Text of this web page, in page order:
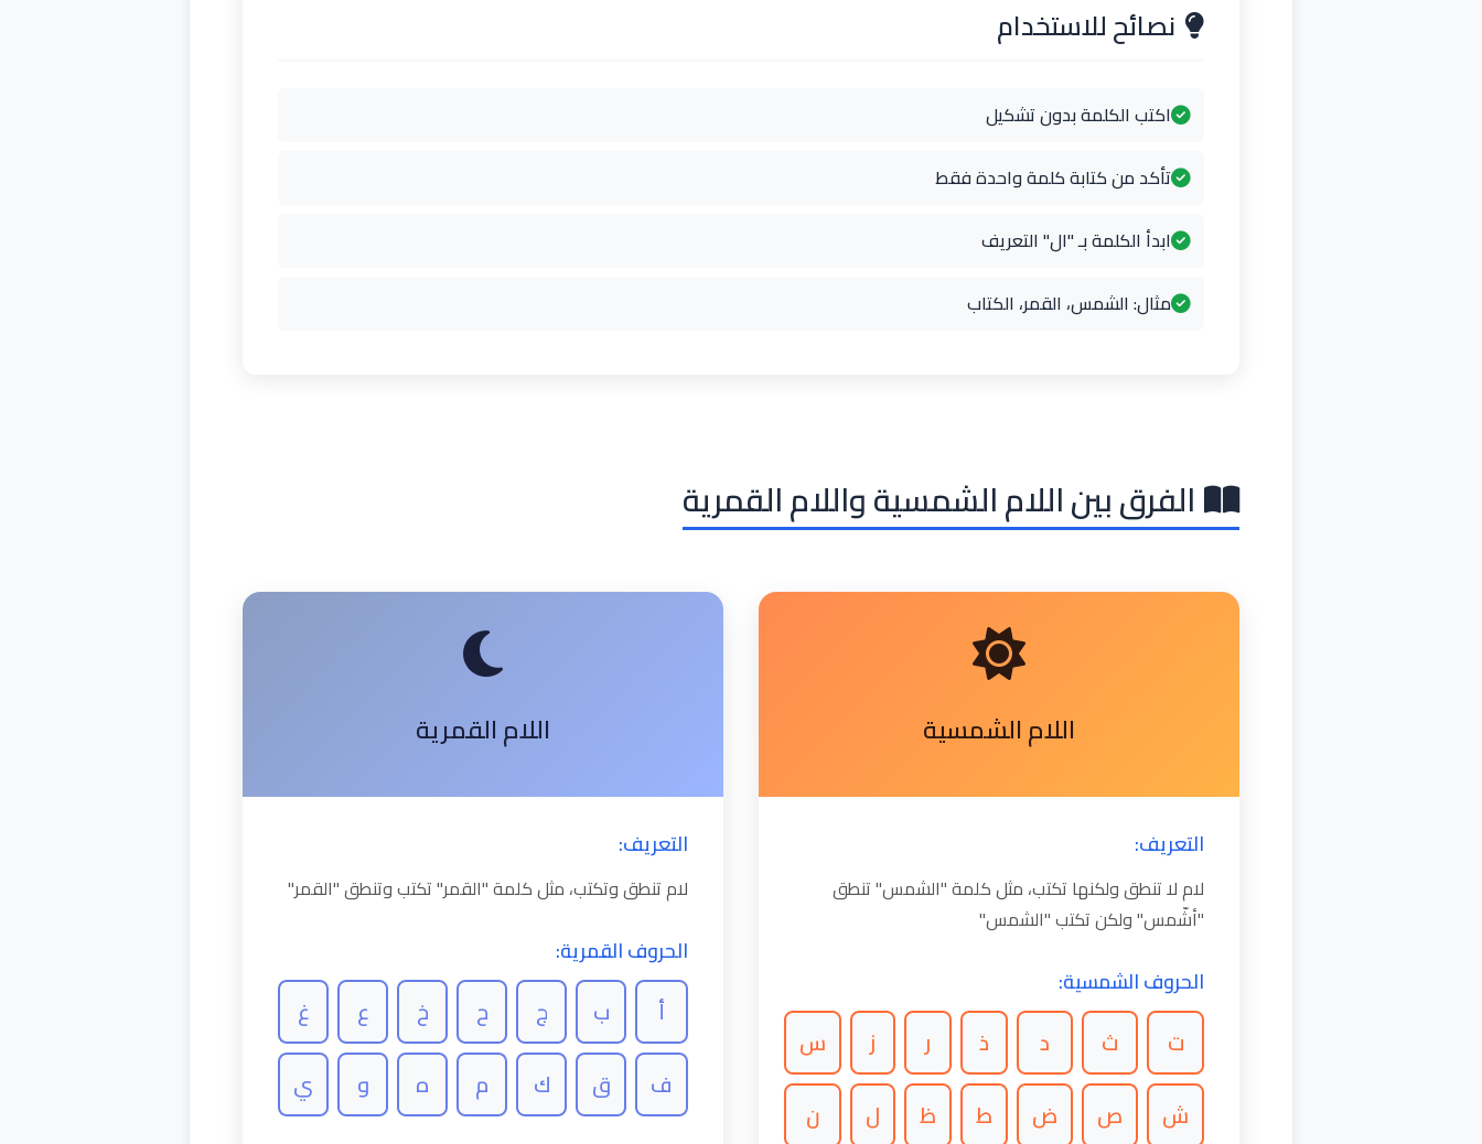
نصائح للاستخدام
اكتب الكلمة بدون تشكيل
تأكد من كتابة كلمة واحدة فقط
ابدأ الكلمة بـ "ال" التعريف
مثال: الشمس، القمر، الكتاب
الفرق بين اللام الشمسية واللام القمرية
اللام الشمسية
التعريف:
لام لا تنطق ولكنها تكتب، مثل كلمة "الشمس" تنطق
"أشّمس" ولكن تكتب "الشمس"
الحروف الشمسية:
ت ث د ذ ر ز
س
ش
ص ض ط ظ ل ن
اللام القمرية
التعريف:
لام تنطق وتكتب، مثل كلمة "القمر" تكتب وتنطق "القمر"
الحروف القمرية:
أ ب ج ح خ ع
غ
ف
ق ك م ه و ي